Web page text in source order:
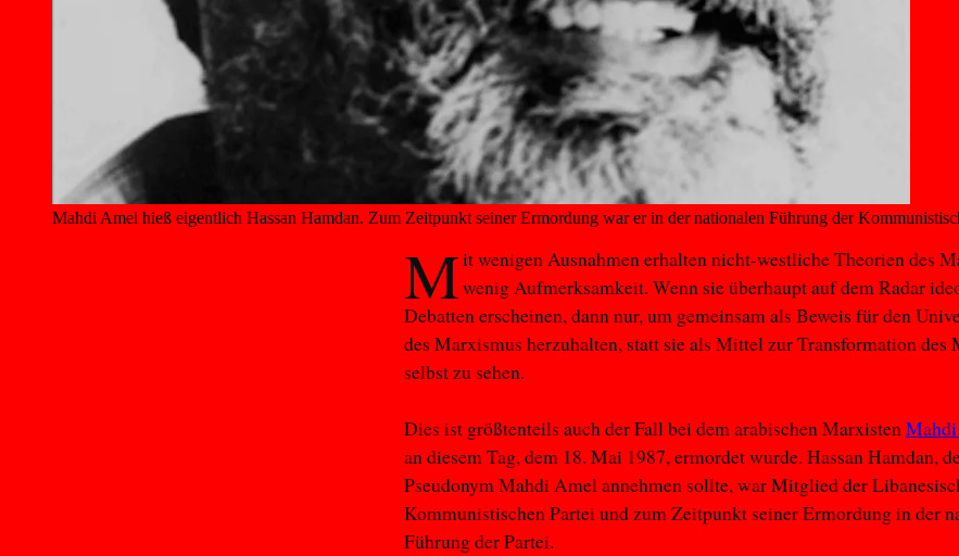
Mahdi Amel hieß eigentlich Hassan Hamdan. Zum Zeitpunkt seiner Ermordung war er in der nationalen Führung der
Mit wenigen Ausnahmen erhalten nicht-westliche Theorien des
wenig Aufmerksamkeit. Wenn sie überhaupt auf dem Radar
Debatten erscheinen, dann nur, um gemeinsam als Beweis für den
des Marxismus herzuhalten, statt sie als Mittel zur Transformation des
selbst zu sehen.
Dies ist größtenteils auch der Fall bei dem arabischen Marxisten
an diesem Tag, dem 18. Mai 1987, ermordet wurde. Hassan Hamdan,
Pseudonym Mahdi Amel annehmen sollte, war Mitglied der
Kommunistischen Partei und zum Zeitpunkt seiner Ermordung in der
Führung der Partei.